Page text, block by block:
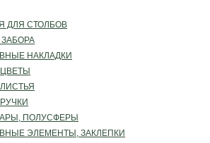
ДЛЯ СТОЛБОВ
НАКЛАДКИ
ПОЛУСФЕРЫ
ЭЛЕМЕНТЫ, ЗАКЛЕПКИ